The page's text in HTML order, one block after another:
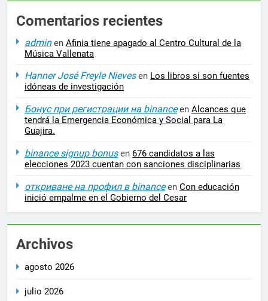
Comentarios recientes
adminen Afinia tiene apagado al Centro Cultural de la
Música Vallenata
Hanner José Freyle Nievesen Los libros si son fuentes
idóneas de investigación
Бонус при регистрации на binanceen Alcances que
tendrá la Emergencia Económica y Social para La
Guajira.
binance signup bonusen 676 candidatos a las
elecciones 2023 cuentan con sanciones disciplinarias
откриване на профил в binanceen Con educación
inició empalme en el Gobierno del Cesar
Archivos
agosto 2026
julio 2026